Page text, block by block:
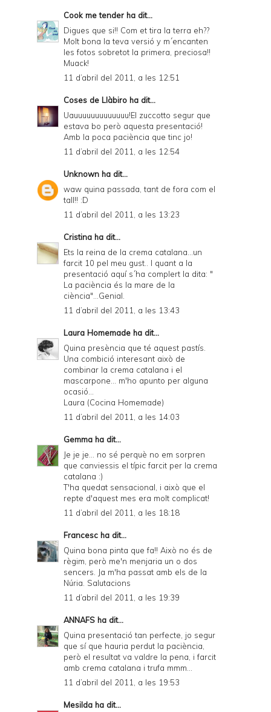
Cook me tender ha dit...
Digues que si!! Com et tira la terra eh??
Molt bona la teva versió y m´encanten
les fotos sobretot la primera, preciosa!!
Muack!
11 d’abril del 2011, a les 12:51
Coses de Llàbiro ha dit...
Uauuuuuuuuuuuuu!El zuccotto segur que
estava bo però aquesta presentació!
Amb la poca paciència que tinc jo!
11 d’abril del 2011, a les 12:54
Unknown ha dit...
waw quina passada, tant de fora com el
tall!! :D
11 d’abril del 2011, a les 13:23
Cristina ha dit...
Ets la reina de la crema catalana...un
farcit 10 pel meu gust.. I quant a la
presentació aquí s´ha complert la dita: "
La paciència és la mare de la
ciència"...Genial.
11 d’abril del 2011, a les 13:43
Laura Homemade ha dit...
Quina presència que té aquest pastís.
Una combició interesant això de
combinar la crema catalana i el
mascarpone... m'ho apunto per alguna
ocasió...
Laura (Cocina Homemade)
11 d’abril del 2011, a les 14:03
Gemma ha dit...
Je je je... no sé perquè no em sorpren
que canviessis el típic farcit per la crema
catalana :)
T'ha quedat sensacional, i això que el
repte d'aquest mes era molt complicat!
11 d’abril del 2011, a les 18:18
Francesc ha dit...
Quina bona pinta que fa!! Això no és de
règim, però me'n menjaria un o dos
sencers. Ja m'ha passat amb els de la
Núria. Salutacions
11 d’abril del 2011, a les 19:39
ANNAFS ha dit...
Quina presentació tan perfecte, jo segur
que sí que hauria perdut la paciència,
però el resultat va valdre la pena, i farcit
amb crema catalana i trufa mmm...
11 d’abril del 2011, a les 19:53
Mesilda ha dit...